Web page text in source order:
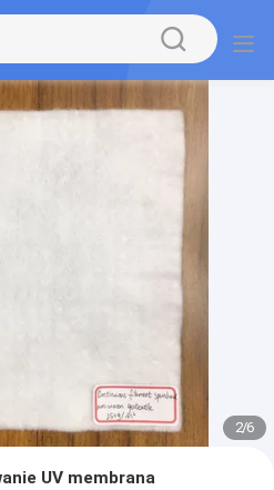
2/6
UV membrana